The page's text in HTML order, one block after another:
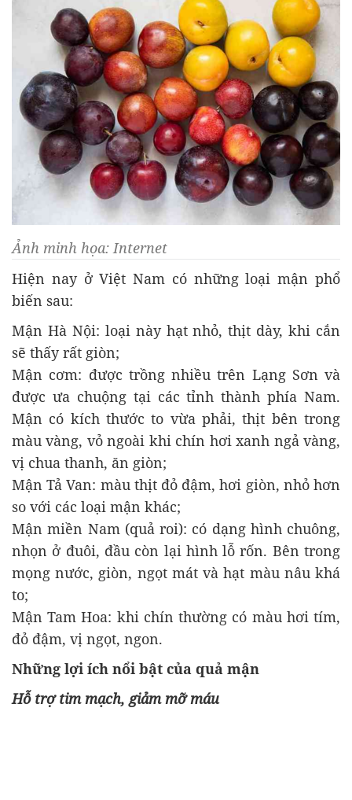
Ảnh minh họa: Internet
Hiện nay ở Việt Nam có những loại mận phổ
biến sau:
Mận Hà Nội: loại này hạt nhỏ, thịt dày, khi cắn
sẽ thấy rất giòn;
Mận cơm: được trồng nhiều trên Lạng Sơn và
được ưa chuộng tại các tỉnh thành phía Nam.
Mận có kích thước to vừa phải, thịt bên trong
màu vàng, vỏ ngoài khi chín hơi xanh ngả vàng,
vị chua thanh, ăn giòn;
Mận Tả Van: màu thịt đỏ đậm, hơi giòn, nhỏ hơn
so với các loại mận khác;
Mận miền Nam (quả roi): có dạng hình chuông,
nhọn ở đuôi, đầu còn lại hình lỗ rốn. Bên trong
mọng nước, giòn, ngọt mát và hạt màu nâu khá
to;
Mận Tam Hoa: khi chín thường có màu hơi tím,
đỏ đậm, vị ngọt, ngon.
Những lợi ích nổi bật của quả mận
Hỗ trợ tim mạch, giảm mỡ máu